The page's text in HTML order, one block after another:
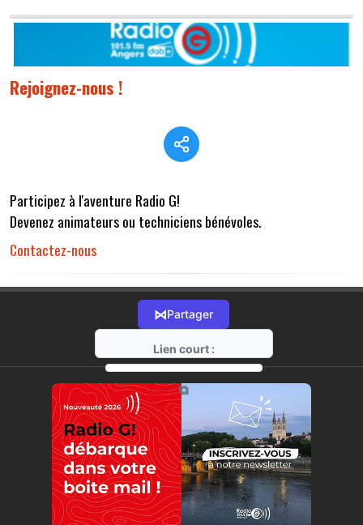
Rejoignez-nous !
Participez à l'aventure Radio G!
Devenez animateurs ou techniciens bénévoles.
Contactez-nous
⋈Partager
Lien court :
https://radio-g.fr?r32
⧉